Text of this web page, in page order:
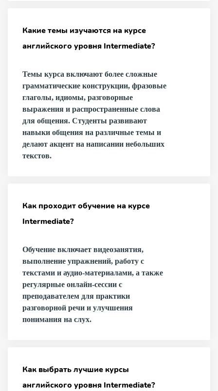
Какие темы изучаются на курсе
английского уровня Intermediate?
Темы курса включают более сложные
грамматические конструкции, фразовые
глаголы, идиомы, разговорные
выражения и распространенные слова
для общения. Студенты развивают
навыки общения на различные темы и
делают акцент на написании небольших
текстов.
Как проходит обучение на курсе
Intermediate?
Обучение включает видеозанятия,
выполнение упражнений, работу с
текстами и аудио-материалами, а также
регулярные онлайн-сессии с
преподавателем для практики
разговорной речи и улучшения
понимания на слух.
Как выбрать лучшие курсы
английского уровня Intermediate?